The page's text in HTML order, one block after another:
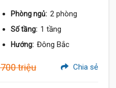
Phòng ngủ: 2 phòng
Số tầng: 1 tầng
Hướng: Đông Bắc
triệu Chia sẻ